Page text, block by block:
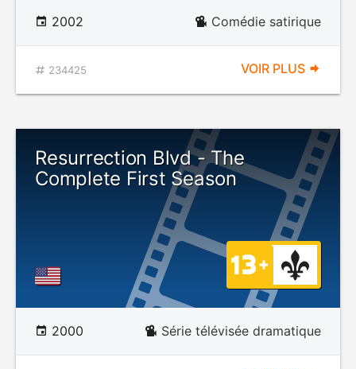
2002 Comédie satirique
234425 VOIR PLUS
Resurrection Blvd - The
Complete First Season
2000 Série télévisée dramatique